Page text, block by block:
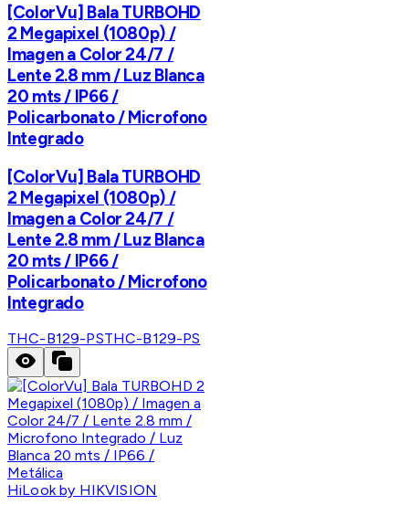
[ColorVu] Bala TURBOHD
2 Megapixel (1080p) /
Imagen a Color 24/7 /
Lente 2.8 mm / Luz Blanca
20 mts / IP66 /
Policarbonato / Microfono
Integrado
[ColorVu] Bala TURBOHD
2 Megapixel (1080p) /
Imagen a Color 24/7 /
Lente 2.8 mm / Luz Blanca
20 mts / IP66 /
Policarbonato / Microfono
Integrado
THC-B129-PSTHC-B129-PS
HiLook by HIKVISION